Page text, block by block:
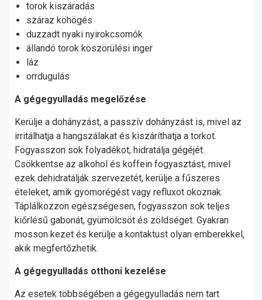
torok kiszáradás
száraz köhögés
duzzadt nyaki nyirokcsomók
állandó torok köszörülési inger
láz
orrdugulás
A gégegyulladás megelőzése
Kerülje a dohányzást, a passzív dohányzást is, mivel az
irritálhatja a hangszálakat és kiszáríthatja a torkot.
Fogyasszon sok folyadékot, hidratálja gégéjét.
Csökkentse az alkohol és koffein fogyasztást, mivel
ezek dehidratálják szervezetét, kerülje a fűszeres
ételeket, amik gyomorégést vagy refluxot okoznak.
Táplálkozzon egészségesen, fogyasszon sok teljes
kiőrlésű gabonát, gyümölcsöt és zöldséget. Gyakran
mosson kezet és kerülje a kontaktust olyan emberekkel,
akik megfertőzhetik.
A gégegyulladás otthoni kezelése
Az esetek többségében a gégegyulladás nem tart